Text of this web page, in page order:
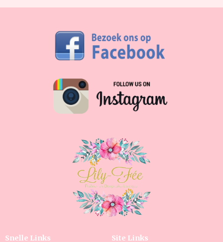
Snelle Links Site Links